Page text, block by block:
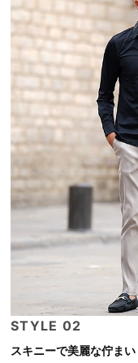
STYLE 02
スキニーで美麗な佇まい